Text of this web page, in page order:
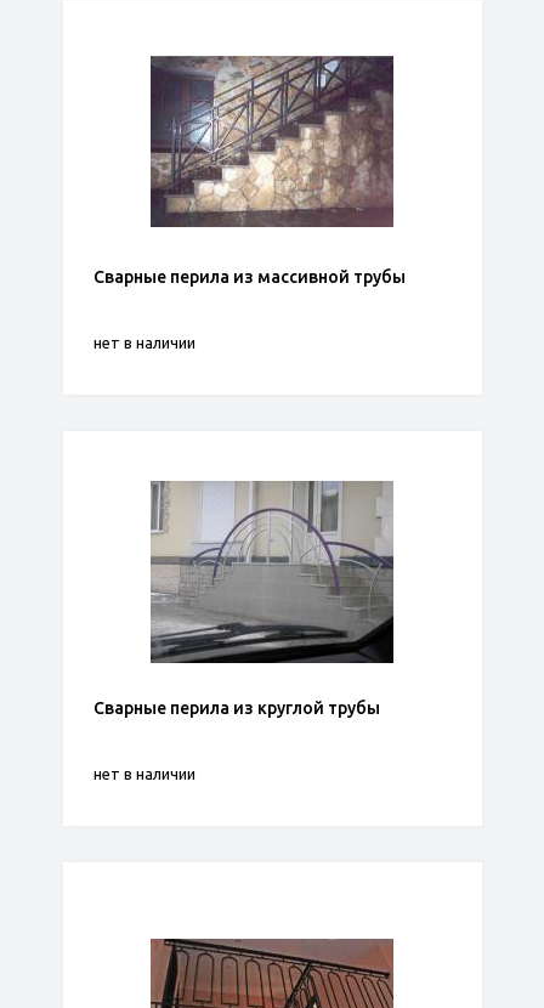
Сварные перила из массивной трубы
нет в наличии
Сварные перила из круглой трубы
нет в наличии